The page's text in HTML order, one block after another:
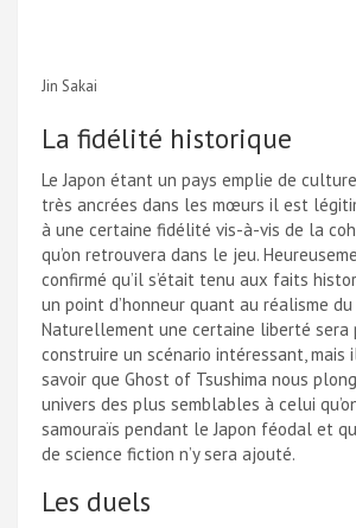
Jin Sakai
La fidélité historique
Le Japon étant un pays emplie de
très ancrées dans les mœurs il est
à une certaine fidélité vis-à-vis de la
qu’on retrouvera dans le jeu.
confirmé qu’il s’était tenu aux faits
un point d’honneur quant au réalisme du
Naturellement une certaine liberté sera
construire un scénario intéressant, mais
savoir que Ghost of Tsushima nous
univers des plus semblables à celui
samouraïs pendant le Japon féodal et
de science fiction n’y sera ajouté.
Les duels